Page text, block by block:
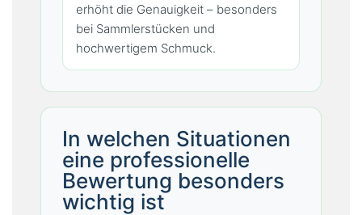
erhöht die Genauigkeit – besonders
bei Sammlerstücken und
hochwertigem Schmuck.
In welchen Situationen
eine professionelle
Bewertung besonders
wichtig ist